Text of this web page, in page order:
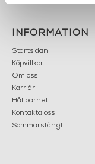
INFORMATION
Startsidan
Köpvillkor
Om oss
Karriär
Hållbarhet
Kontakta oss
Sommarstängt